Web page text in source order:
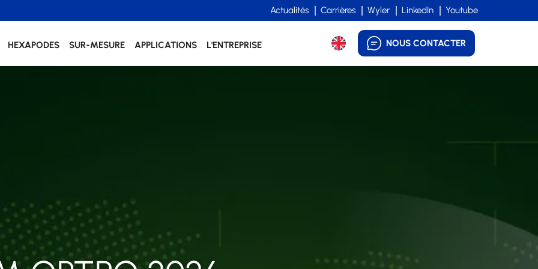
Actualités Carrières Wyler LinkedIn Youtube
HEXAPODES SUR-MESURE APPLICATIONS L'ENTREPRISE NOUS CONTACTER